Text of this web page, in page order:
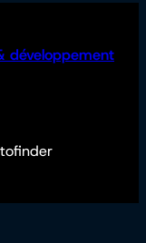
développement